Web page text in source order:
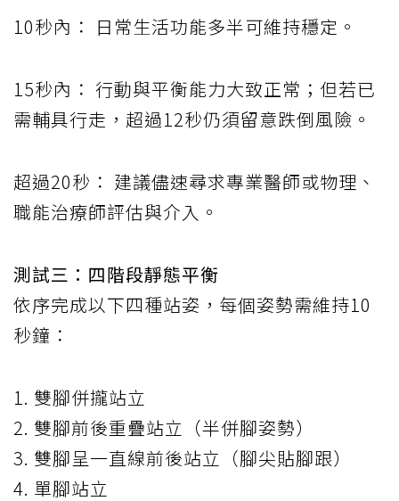
10秒內： 日常生活功能多半可維持穩定。
15秒內： 行動與平衡能力大致正常；但若已
需輔具行走，超過12秒仍須留意跌倒風險。
超過20秒： 建議儘速尋求專業醫師或物理、
職能治療師評估與介入。
測試三：四階段靜態平衡
依序完成以下四種站姿，每個姿勢需維持10
秒鐘：
1. 雙腳併攏站立
2. 雙腳前後重疊站立（半併腳姿勢）
3. 雙腳呈一直線前後站立（腳尖貼腳跟）
4. 單腳站立